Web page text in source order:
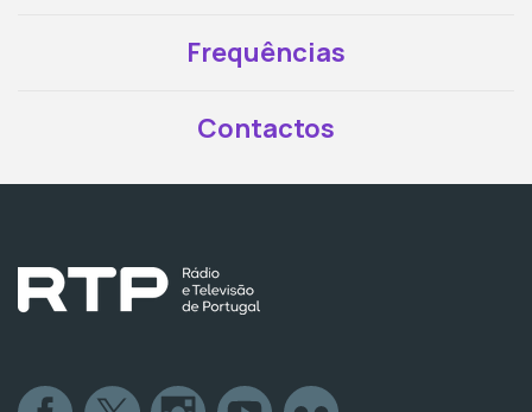
Frequências
Contactos